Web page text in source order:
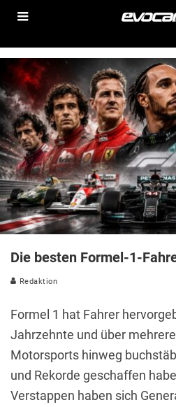
Die besten Formel-1-
Redaktion
Formel 1 hat Fahrer
Jahrzehnte und über
Motorsports hinweg
und Rekorde geschaffen
Verstappen haben sich